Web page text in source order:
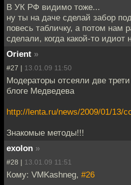
В УК РФ видимо тоже...
ну ты на даче сделай забор
повесь табличку, а потом нам
сделали, когда какой-то
Orient »
#27 | 13.01.09 11:50
Модераторы отсеяли две
блоге Медведева
http://lenta.ru/news/2009/01/13/
Знакомые методы!!!
exolon »
#28 | 13.01.09 11:51
Кому: VMKashneg, #26